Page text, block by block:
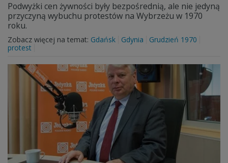
Podwyżki cen żywności były bezpośrednią, ale nie jedyną
przyczyną wybuchu protestów na Wybrzeżu w 1970
roku.
Zobacz więcej na temat: Gdańsk Gdynia
Grudzień 1970
protest